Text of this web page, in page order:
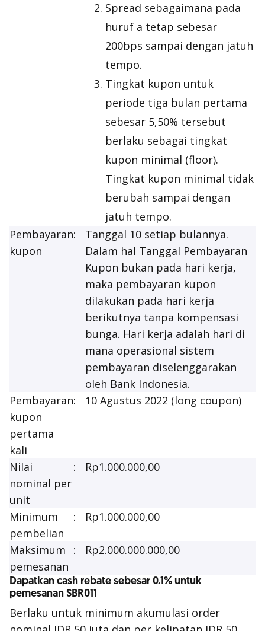
Spread sebagaimana pada
huruf a tetap sebesar
200bps sampai dengan jatuh
tempo.
Tingkat kupon untuk
periode tiga bulan pertama
sebesar 5,50% tersebut
berlaku sebagai tingkat
kupon minimal (floor).
Tingkat kupon minimal tidak
berubah sampai dengan
jatuh tempo.
Pembayaran
kupon
:
Tanggal 10 setiap bulannya.
Dalam hal Tanggal Pembayaran
Kupon bukan pada hari kerja,
maka pembayaran kupon
dilakukan pada hari kerja
berikutnya tanpa kompensasi
bunga. Hari kerja adalah hari di
mana operasional sistem
pembayaran diselenggarakan
oleh Bank Indonesia.
Pembayaran
kupon
pertama
kali
: 10 Agustus 2022 (long coupon)
Nilai
nominal per
unit
: Rp1.000.000,00
Minimum
pembelian
: Rp1.000.000,00
Maksimum
pemesanan
: Rp2.000.000.000,00
Dapatkan cash rebate sebesar 0.1% untuk
pemesanan SBR011
Berlaku untuk minimum akumulasi order